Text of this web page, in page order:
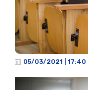
05/03/2021 | 17:40